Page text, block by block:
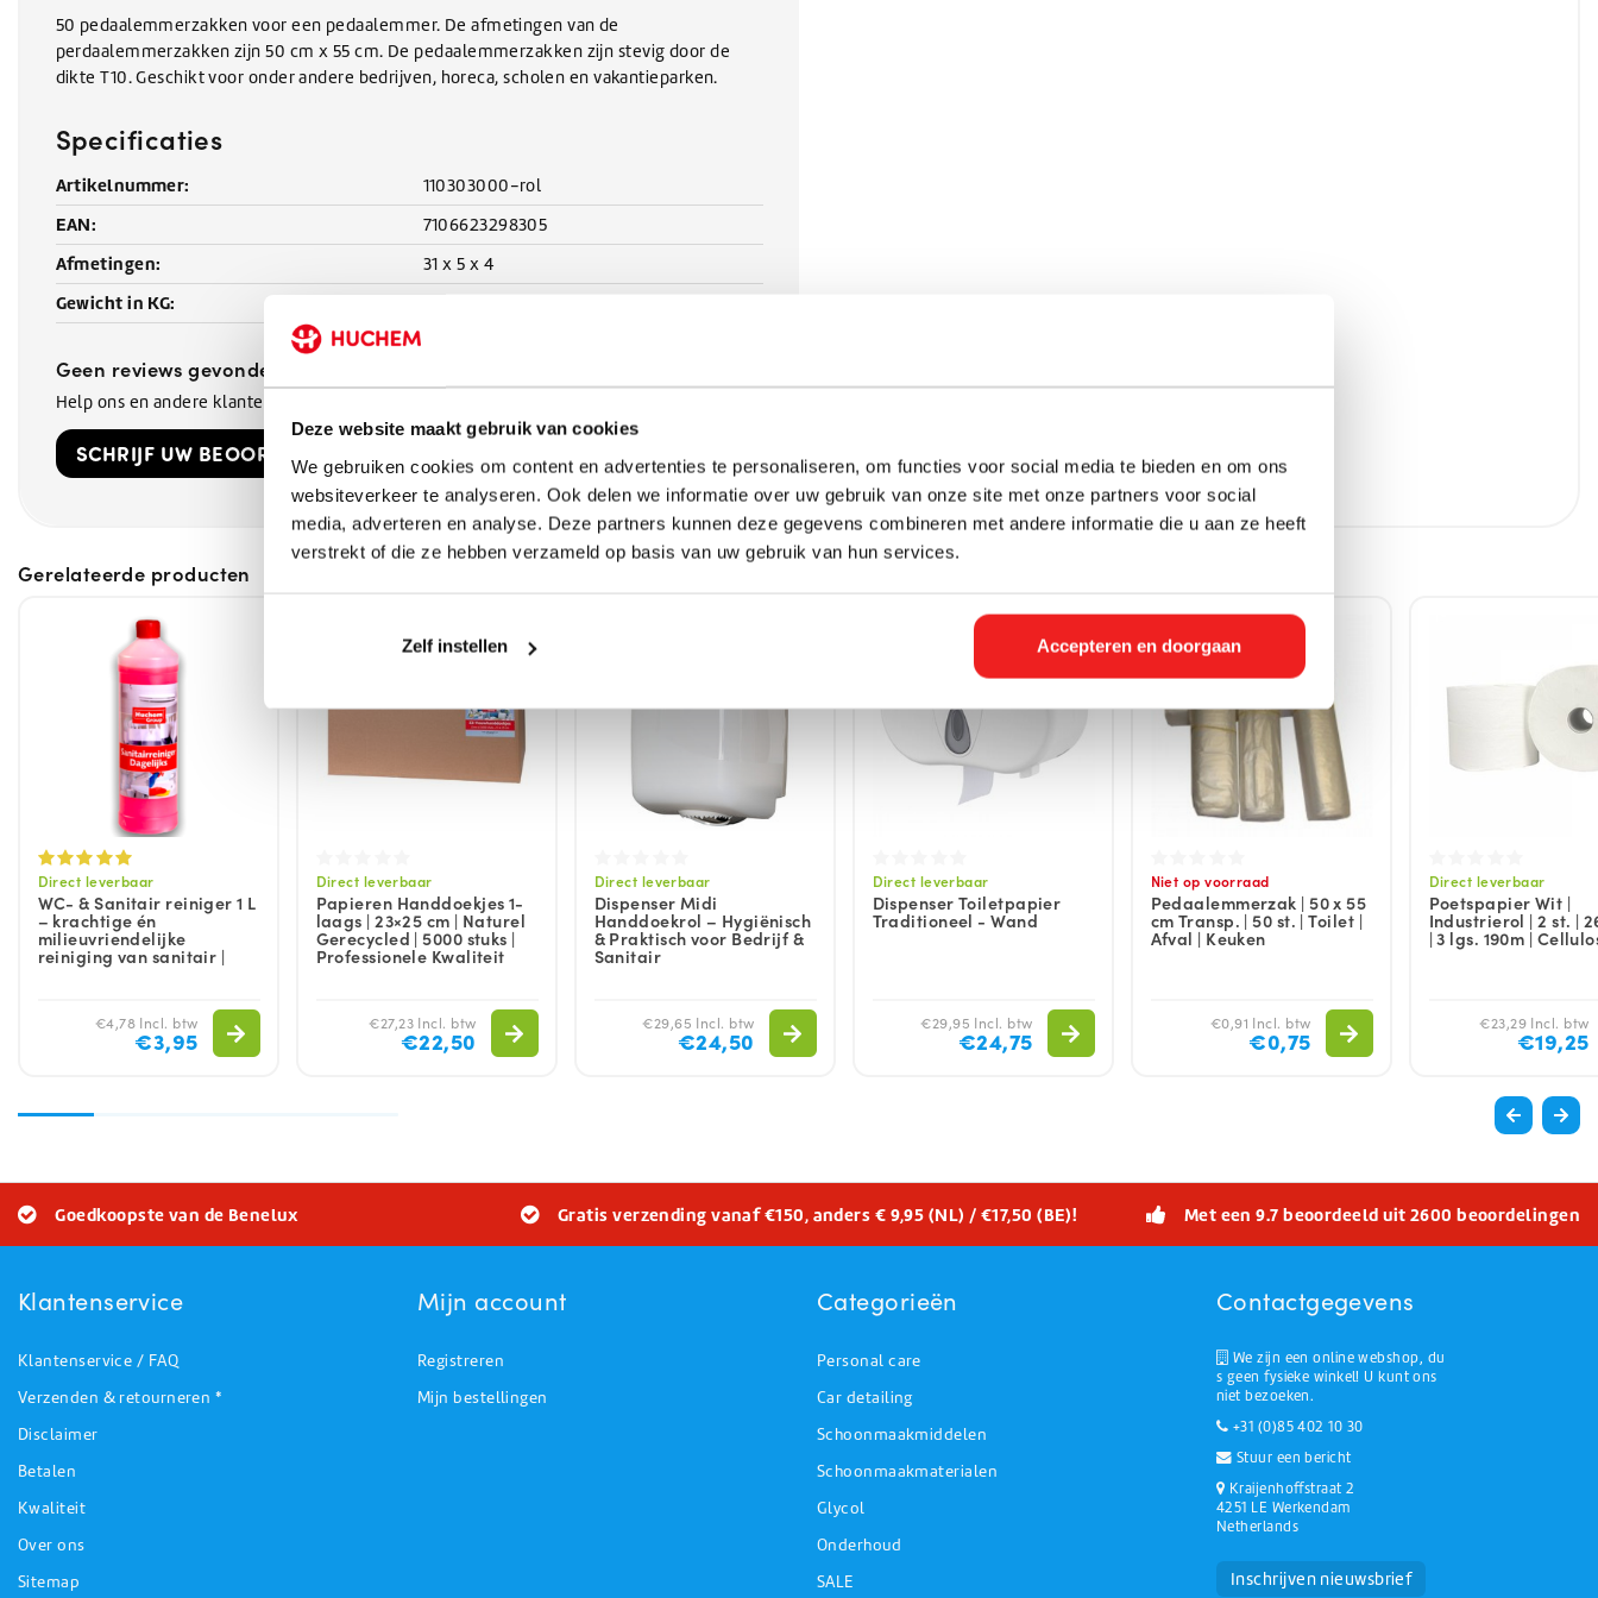
Deze website maakt gebruik van cookies
We gebruiken cookies om content en advertenties te personaliseren, om functies voor social media te bieden en om ons
websiteverkeer te analyseren. Ook delen we informatie over uw gebruik van onze site met onze partners voor social
media, adverteren en analyse. Deze partners kunnen deze gegevens combineren met andere informatie die u aan ze heeft
verstrekt of die ze hebben verzameld op basis van uw gebruik van hun services.
Zelf instellen Accepteren en doorgaan
50 pedaalemmerzakken voor een pedaalemmer. De afmetingen van de
perdaalemmerzakken zijn 50 cm x 55 cm. De pedaalemmerzakken zijn stevig door de
dikte T10. Geschikt voor onder andere bedrijven, horeca, scholen en vakantieparken.
Specificaties
Artikelnummer: 110303000-rol
EAN: 7106623298305
Afmetingen: 31 x 5 x 4
Gewicht in KG:
Geen reviews gevonden
Help ons en andere klanten door het schrijven van een review
SCHRIJF UW BEOORDELING!
Gerelateerde producten
Direct leverbaar
WC- & Sanitair reiniger 1 L
– krachtige én
milieuvriendelijke
reiniging van sanitair |
€4,78 Incl. btw
€3,95
Direct leverbaar
Papieren Handdoekjes 1-
laags | 23×25 cm | Naturel
Gerecycled | 5000 stuks |
Professionele Kwaliteit
€27,23 Incl. btw
€22,50
Direct leverbaar
Dispenser Midi
Handdoekrol – Hygiënisch
& Praktisch voor Bedrijf &
Sanitair
€29,65 Incl. btw
€24,50
Direct leverbaar
Dispenser Toiletpapier
Traditioneel - Wand
€29,95 Incl. btw
€24,75
Niet op voorraad
Pedaalemmerzak | 50 x 55
cm Transp. | 50 st. | Toilet |
Afval | Keuken
€0,91 Incl. btw
€0,75
Direct leverbaar
Poetspapier Wit |
Industrierol | 2 st. |
| 3 lgs. 190m |
€23,29 Incl. btw
€19,25
Goedkoopste van de Benelux Gratis verzending vanaf €150, anders € 9,95 (NL) / €17,50 (BE)! Met een 9.7 beoordeeld uit 2600 beoordelingen
Klantenservice
Klantenservice / FAQ
Verzenden & retourneren *
Disclaimer
Betalen
Kwaliteit
Over ons
Sitemap
Mijn account
Registreren
Mijn bestellingen
Categorieën
Personal care
Car detailing
Schoonmaakmiddelen
Schoonmaakmaterialen
Glycol
Onderhoud
SALE
Contactgegevens
We zijn een online webshop, du
s geen fysieke winkel! U kunt ons
niet bezoeken.
+31 (0)85 402 10 30
Stuur een bericht
Kraijenhoffstraat 2
4251 LE Werkendam
Netherlands
Inschrijven nieuwsbrief
Huchem Support
Hoe kunnen we u helpen?